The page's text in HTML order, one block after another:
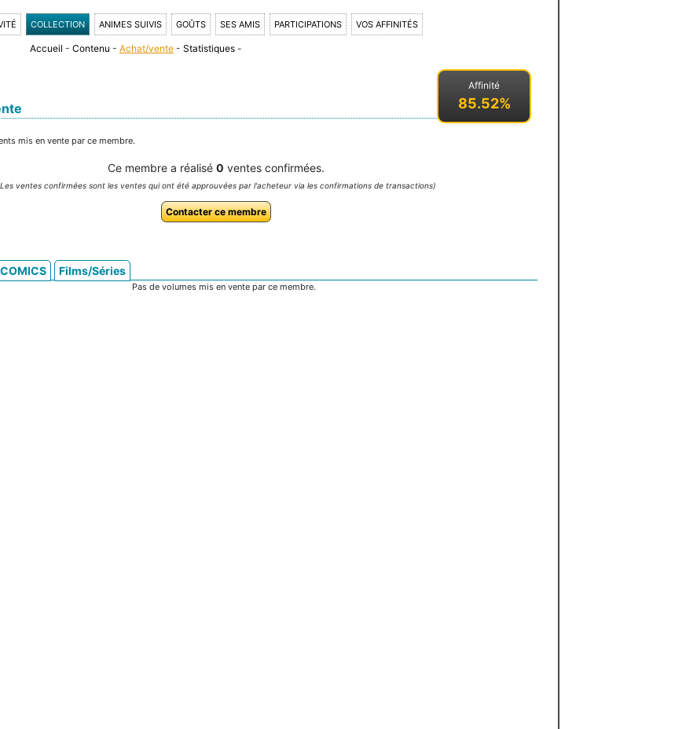
COLLECTION ANIMES SUIVIS GOÛTS SES AMIS PARTICIPATIONS VOS AFFINITÉS
Affinité
85.52%
Accueil - Contenu - Achat/vente - Statistiques -
mis en vente par ce membre.
Ce membre a réalisé 0 ventes confirmées.
ventes confirmées sont les ventes qui ont été approuvées par l'acheteur via les confirmations de transactions)
Contacter ce membre
COMICS Films/Séries
Pas de volumes mis en vente par ce membre.